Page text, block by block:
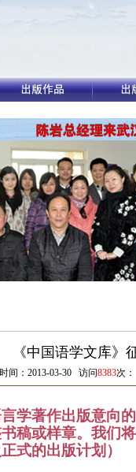
《中国语学文库》
间：2013-03-30 访问8383次：
言学著作出版意向
稿或样章。我们
式的出版计划）